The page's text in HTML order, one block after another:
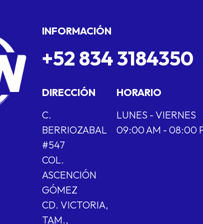
INFORMACIÓN
+52 834 3184350
DIRECCIÓN
C.
BERRIOZABAL
#547
COL.
ASCENCIÓN
GÓMEZ
CD. VICTORIA,
TAM.,
HORARIO
LUNES - VIERNES
09:00 AM - 08:00